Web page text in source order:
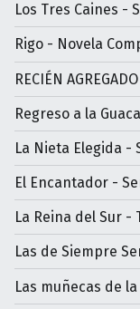
Los Tres Caines -
Rigo - Novela
RECIÉN AGREGADO
Regreso a la
La Nieta Elegida -
El Encantador -
La Reina del Sur -
Las de Siempre
Las muñecas de